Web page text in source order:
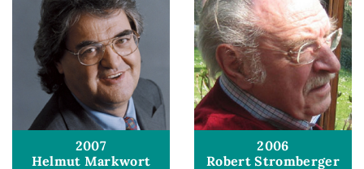
2007
Helmut Markwort
2006
Robert Stromberger